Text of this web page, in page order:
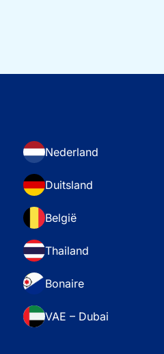
Nederland
Duitsland
België
Thailand
Bonaire
VAE – Dubai